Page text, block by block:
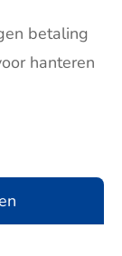
betaling
hanteren